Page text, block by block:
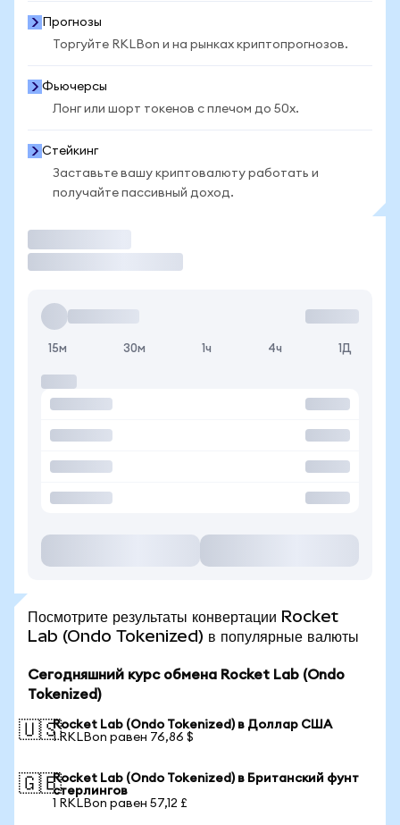
Прогнозы
Торгуйте RKLBon и на рынках криптопрогнозов.
Фьючерсы
Лонг или шорт токенов с плечом до 50x.
Стейкинг
Заставьте вашу криптовалюту работать и
получайте пассивный доход.
15м 30м 1ч 4ч 1Д
Посмотрите результаты конвертации Rocket
Lab (Ondo Tokenized) в популярные валюты
Сегодняшний курс обмена Rocket Lab (Ondo
Tokenized)
🇺🇸Rocket Lab (Ondo Tokenized) в Доллар США
1 RKLBon равен 76,86 $
🇬🇧Rocket Lab (Ondo Tokenized) в Британский фунт
стерлингов
1 RKLBon равен 57,12 £